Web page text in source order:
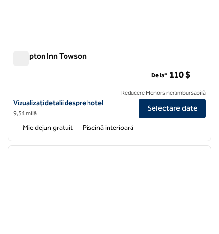
Hampton Inn Towson
Vizualizați detaliile hotelului Hampton Inn Towson
Vizualizați detalii despre hotel
9,54 milă
De la* 110 $
Reducere Honors nerambursabilă
Selectare date
Mic dejun gratuit Piscină interioară
1 din 12